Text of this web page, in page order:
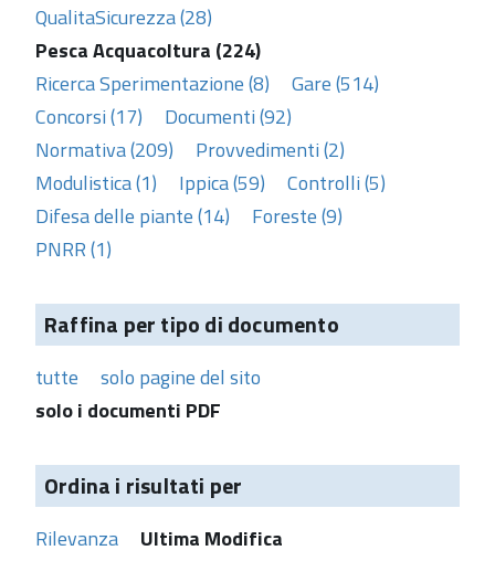
QualitaSicurezza (28)
Pesca Acquacoltura (224)
Ricerca Sperimentazione (8)
Gare (514)
Concorsi (17)
Documenti (92)
Normativa (209)
Provvedimenti (2)
Modulistica (1)
Ippica (59)
Controlli (5)
Difesa delle piante (14)
Foreste (9)
PNRR (1)
Raffina per tipo di documento
tutte
solo pagine del sito
solo i documenti PDF
Ordina i risultati per
Rilevanza Ultima Modifica